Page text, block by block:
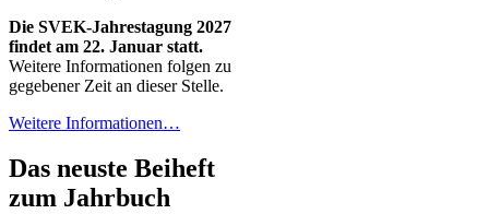
Die SVEK-Jahrestagung 2027
findet am 22. Januar statt.
Weitere Informationen folgen zu
gegebener Zeit an dieser Stelle.
Weitere Informationen…
Das neuste Beiheft
zum Jahrbuch